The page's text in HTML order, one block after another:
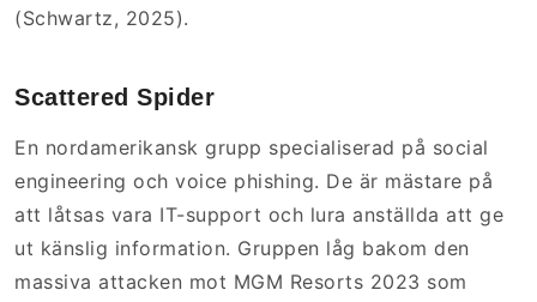
(Schwartz, 2025).
Scattered Spider
En nordamerikansk grupp specialiserad på social
engineering och voice phishing. De är mästare på
att låtsas vara IT-support och lura anställda att ge
ut känslig information. Gruppen låg bakom den
massiva attacken mot MGM Resorts 2023 som